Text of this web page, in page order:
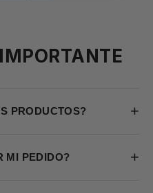
PRODUCTOS? +
MI PEDIDO? +